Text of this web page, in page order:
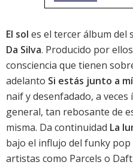
El sol es el tercer álbum del
Da Silva. Producido por
consciencia que tienen
adelanto Si estás junto a mí
naif y desenfadado, a
general, tan rebosante de
misma. Da continuidad La
bajo el influjo del funky
artistas como Parcels o